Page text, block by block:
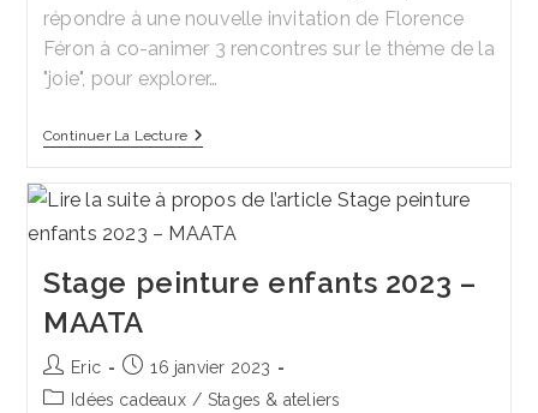
répondre à une nouvelle invitation de Florence
Féron à co-animer 3 rencontres sur le thème de la
"joie", pour explorer…
Continuer La LectureAtelier
Joie »
Stage peinture enfants 2023 –
MAATA
Auteur/autrice
de
Eric
Publication
publiée :
16 janvier 2023
PostIdées cadeaux / Stages & ateliers